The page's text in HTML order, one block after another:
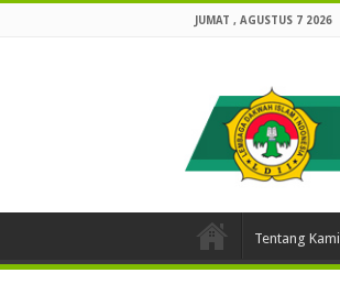
JUMAT , AGUSTUS 7 2026
Tentang Kami